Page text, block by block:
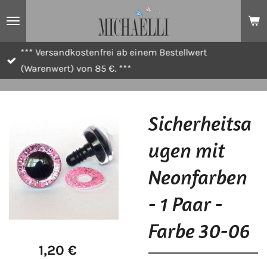
*** Versandkostenfrei ab einem Bestellwert
(Warenwert) von 85 €. ***
Sicherheitsa
ugen mit
Neonfarben
- 1 Paar -
Farbe 30-06
1,20 €